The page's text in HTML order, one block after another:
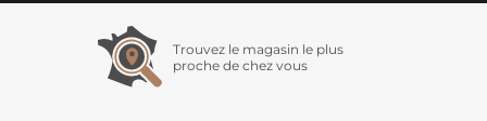
Trouvez le magasin le plus
proche de chez vous